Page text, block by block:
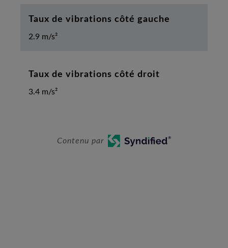
Taux de vibrations côté gauche
2.9 m/s²
Taux de vibrations côté droit
3.4 m/s²
Contenu par